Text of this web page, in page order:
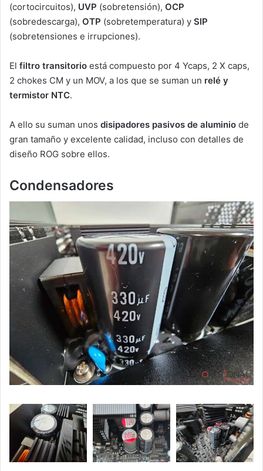
(cortocircuitos), UVP (sobretensión), OCP
(sobredescarga), OTP (sobretemperatura) y SIP
(sobretensiones e irrupciones).
El filtro transitorio está compuesto por 4 Ycaps, 2 X caps,
2 chokes CM y un MOV, a los que se suman un relé y
termistor NTC.
A ello su suman unos disipadores pasivos de aluminio de
gran tamaño y excelente calidad, incluso con detalles de
diseño ROG sobre ellos.
Condensadores